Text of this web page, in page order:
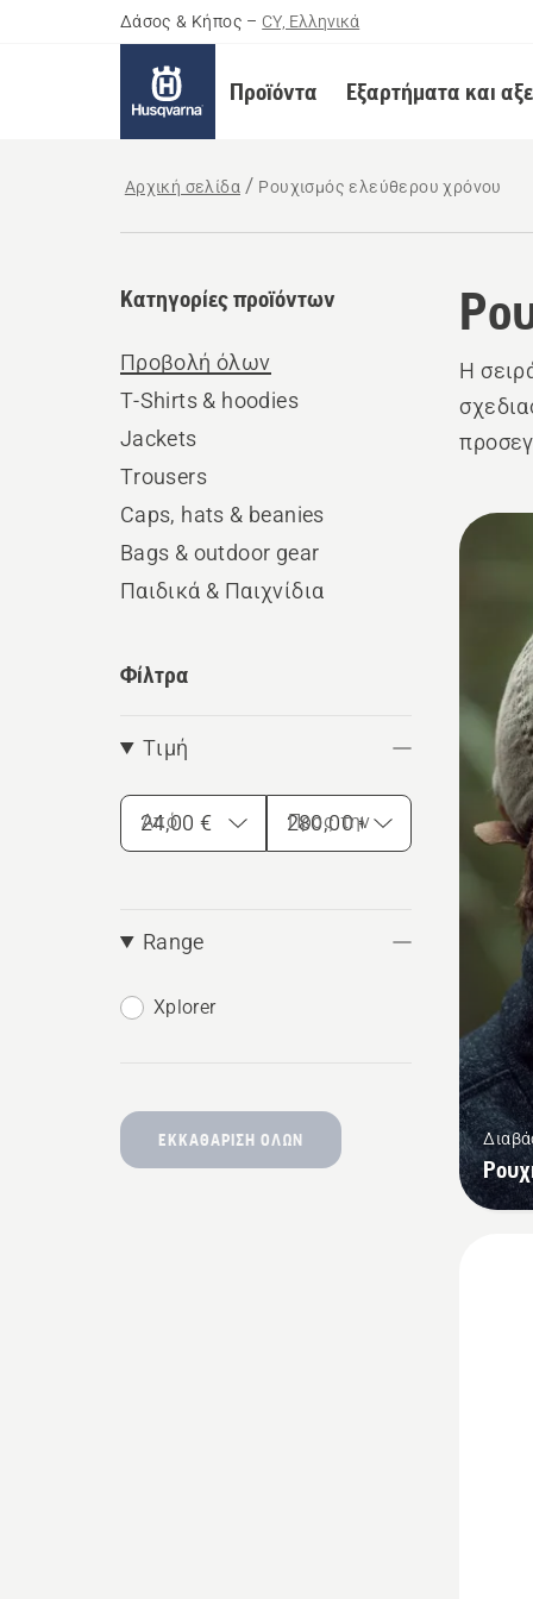
Δάσος & Κήπος – CY, Ελληνικά
Προϊόντα Εξαρτήματα και
Αρχική σελίδα Ρουχισμός ελεύθερου χρόνου
Κατηγορίες προϊόντων
Προβολή όλων
T-Shirts & hoodies
Jackets
Trousers
Caps, hats & beanies
Bags & outdoor gear
Παιδικά & Παιχνίδια
Φίλτρα
Τιμή
Από Προς την
Range
Xplorer
ΕΚΚΑΘΆΡΙΣΗ ΌΛΩΝ
Η
Όλα